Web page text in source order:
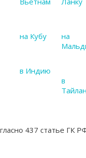
на Кубу
в Индию
на
в
437 статье